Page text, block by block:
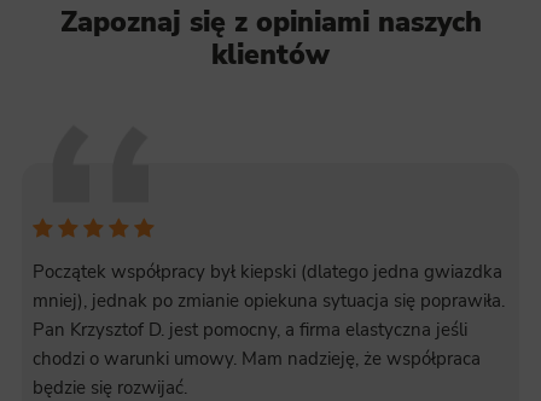
Zapoznaj się z opiniami naszych
klientów
Początek współpracy był kiepski (dlatego jedna gwiazdka
mniej), jednak po zmianie opiekuna sytuacja się poprawiła.
Pan Krzysztof D. jest pomocny, a firma elastyczna jeśli
chodzi o warunki umowy. Mam nadzieję, że współpraca
będzie się rozwijać.